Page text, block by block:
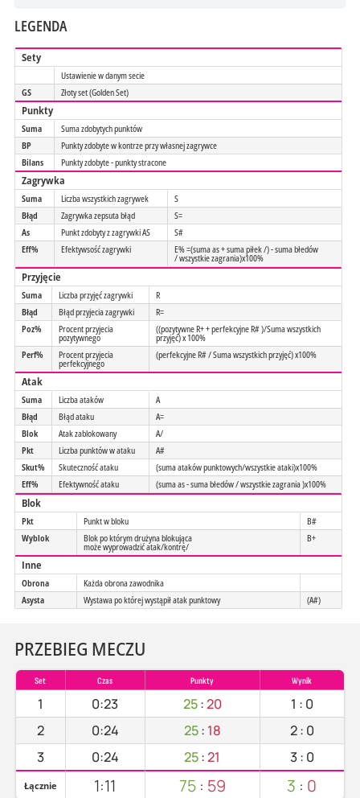
LEGENDA
Sety
Ustawienie w danym secie
GS
Złoty set (Golden Set)
Punkty
Suma
Suma zdobytych punktów
BP
Punkty zdobyte w kontrze przy własnej zagrywce
Bilans
Punkty zdobyte - punkty stracone
Zagrywka
Suma Liczba wszystkich zagrywek
S
Błąd
Zagrywka zepsuta błąd
S=
As
Punkt zdobyty z zagrywki AS
S#
Eff%
Efektywsość zagrywki E% =(suma as + suma piłek /) - suma błedów
/ wszystkie zagrania)x100%
Przyjęcie
Suma Liczba przyjęć zagrywki
R
Błąd
Błąd przyjecia zagrywki
R=
Poz%
Procent przyjecia
pozytywnego
((pozytywne R+ + perfekcyjne R# )/Suma wszystkich
przyjęć) x 100%
Perf%
Procent przyjecia
perfekcyjnego
(perfekcyjne R# / Suma wszystkich przyjęć) x100%
Atak
Suma Liczba ataków
A
Błąd
Błąd ataku
A=
Blok
Atak zablokowany
A/
Pkt
Liczba punktów w ataku
A#
Skut%
Skuteczność ataku
(suma ataków punktowych/wszystkie ataki)x100%
Eff%
Efektywność ataku (suma as - suma błedów / wszystkie zagrania )x100%
Blok
Pkt Punkt w bloku
B#
Wyblok
Blok po którym drużyna blokująca
może wyprowadzić atak/kontrę/
B+
Inne
Obrona
Każda obrona zawodnika
Asysta
Wystawa po której wystąpił atak punktowy (A#)
PRZEBIEG MECZU
Set Czas Punkty Wynik
1 0:23 25:20 1 : 0
2
0:24 25: 18 2: 0
3
0:24 25:21 3: 0
Łącznie 1:11 75: 59 3 : 0